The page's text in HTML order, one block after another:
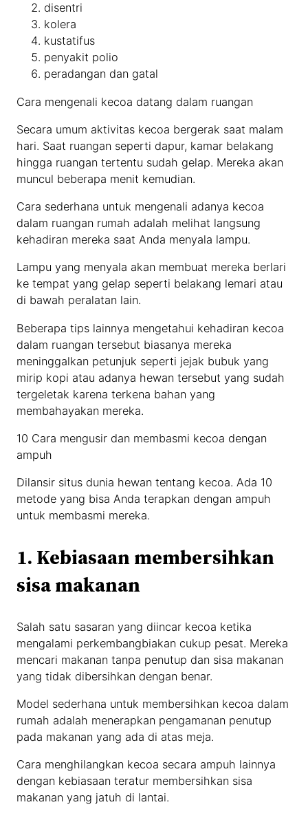
disentri
kolera
kustatifus
penyakit polio
peradangan dan gatal
Cara mengenali kecoa datang dalam ruangan
Secara umum aktivitas kecoa bergerak saat malam
hari. Saat ruangan seperti dapur, kamar belakang
hingga ruangan tertentu sudah gelap. Mereka akan
muncul beberapa menit kemudian.
Cara sederhana untuk mengenali adanya kecoa
dalam ruangan rumah adalah melihat langsung
kehadiran mereka saat Anda menyala lampu.
Lampu yang menyala akan membuat mereka berlari
ke tempat yang gelap seperti belakang lemari atau
di bawah peralatan lain.
Beberapa tips lainnya mengetahui kehadiran kecoa
dalam ruangan tersebut biasanya mereka
meninggalkan petunjuk seperti jejak bubuk yang
mirip kopi atau adanya hewan tersebut yang sudah
tergeletak karena terkena bahan yang
membahayakan mereka.
10 Cara mengusir dan membasmi kecoa dengan
ampuh
Dilansir situs dunia hewan tentang kecoa. Ada 10
metode yang bisa Anda terapkan dengan ampuh
untuk membasmi mereka.
1. Kebiasaan membersihkan
sisa makanan
Salah satu sasaran yang diincar kecoa ketika
mengalami perkembangbiakan cukup pesat. Mereka
mencari makanan tanpa penutup dan sisa makanan
yang tidak dibersihkan dengan benar.
Model sederhana untuk membersihkan kecoa dalam
rumah adalah menerapkan pengamanan penutup
pada makanan yang ada di atas meja.
Cara menghilangkan kecoa secara ampuh lainnya
dengan kebiasaan teratur membersihkan sisa
makanan yang jatuh di lantai.